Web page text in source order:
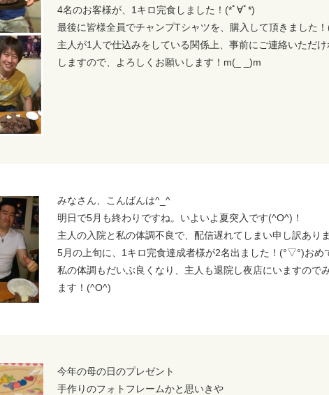
4名のお客様が、1キロ完食しました！(*ﾟ∀ﾟ*)
最後に皆様全員でチャンプTシャツを、購入して頂きました
主人が1人で仕込みをしている関係上、事前にご連絡いただ
しますので、よろしくお願いします！m(_ _)m
みなさん、こんばんは^_^
明日で5月も終わりですね。いよいよ夏突入です(^O^)！
主人の入院と私の体調不良で、配信遅れてしまい申し訳ありま
5月の上旬に、1キロ完食達成者様が2名出ました！(°▽°)おめ
私の体調もだいぶ良くなり、主人も退院し夜店にいますので
ます！(^O^)
今年の母の日のプレゼント
手作りのフォトフレームかと思いきや